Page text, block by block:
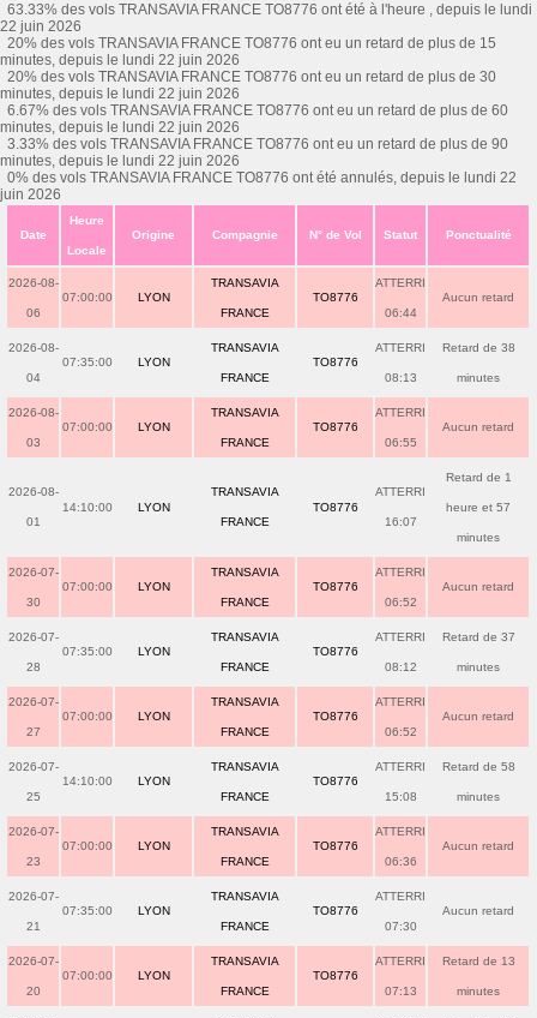
63.33% des vols TRANSAVIA FRANCE TO8776 ont été à l'heure , depuis le lundi
22 juin 2026
20% des vols TRANSAVIA FRANCE TO8776 ont eu un retard de plus de 15
minutes, depuis le lundi 22 juin 2026
20% des vols TRANSAVIA FRANCE TO8776 ont eu un retard de plus de 30
minutes, depuis le lundi 22 juin 2026
6.67% des vols TRANSAVIA FRANCE TO8776 ont eu un retard de plus de 60
minutes, depuis le lundi 22 juin 2026
3.33% des vols TRANSAVIA FRANCE TO8776 ont eu un retard de plus de 90
minutes, depuis le lundi 22 juin 2026
0% des vols TRANSAVIA FRANCE TO8776 ont été annulés, depuis le lundi 22
juin 2026
Date
Heure
Locale
Origine Compagnie N° de Vol Statut Ponctualité
2026-08-
06
07:00:00 LYON
TRANSAVIA
FRANCE
TO8776
ATTERRI
06:44
Aucun retard
2026-08-
04
07:35:00 LYON
TRANSAVIA
FRANCE
TO8776
ATTERRI
08:13
Retard de 38
minutes
2026-08-
03
07:00:00 LYON
TRANSAVIA
FRANCE
TO8776
ATTERRI
06:55
Aucun retard
2026-08-
01
14:10:00 LYON
TRANSAVIA
FRANCE
TO8776
ATTERRI
16:07
Retard de 1
heure et 57
minutes
2026-07-
30
07:00:00 LYON
TRANSAVIA
FRANCE
TO8776
ATTERRI
06:52
Aucun retard
2026-07-
28
07:35:00 LYON
TRANSAVIA
FRANCE
TO8776
ATTERRI
08:12
Retard de 37
minutes
2026-07-
27
07:00:00 LYON
TRANSAVIA
FRANCE
TO8776
ATTERRI
06:52
Aucun retard
2026-07-
25
14:10:00 LYON
TRANSAVIA
FRANCE
TO8776
ATTERRI
15:08
Retard de 58
minutes
2026-07-
23
07:00:00 LYON
TRANSAVIA
FRANCE
TO8776
ATTERRI
06:36
Aucun retard
2026-07-
21
07:35:00 LYON
TRANSAVIA
FRANCE
TO8776
ATTERRI
07:30
Aucun retard
2026-07-
20
07:00:00 LYON
TRANSAVIA
FRANCE
TO8776
ATTERRI
07:13
Retard de 13
minutes